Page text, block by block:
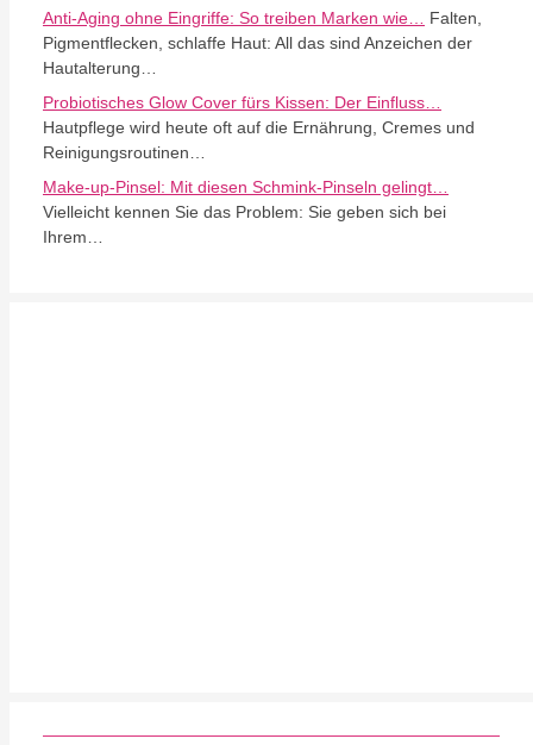
Anti-Aging ohne Eingriffe: So treiben Marken wie… Falten,
Pigmentflecken, schlaffe Haut: All das sind Anzeichen der
Hautalterung…
Probiotisches Glow Cover fürs Kissen: Der Einfluss…
Hautpflege wird heute oft auf die Ernährung, Cremes und
Reinigungsroutinen…
Make-up-Pinsel: Mit diesen Schmink-Pinseln gelingt…
Vielleicht kennen Sie das Problem: Sie geben sich bei
Ihrem…